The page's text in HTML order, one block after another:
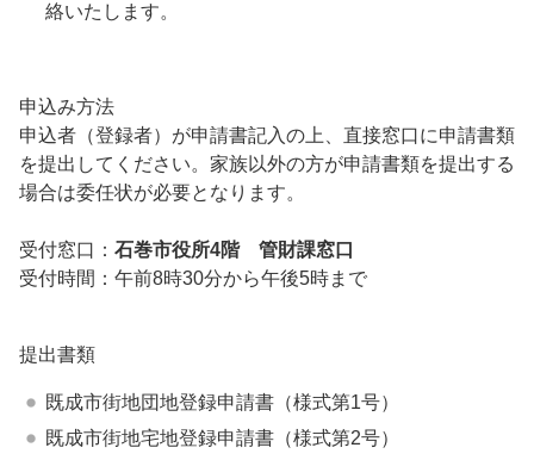
絡いたします。
申込み方法
申込者（登録者）が申請書記入の上、直接窓口に申請書類
を提出してください。家族以外の方が申請書類を提出する
場合は委任状が必要となります。
受付窓口： 石巻市役所4階 管財課窓口
受付時間：午前8時30分から午後5時まで
提出書類
既成市街地団地登録申請書（様式第1号）
既成市街地宅地登録申請書（様式第2号）